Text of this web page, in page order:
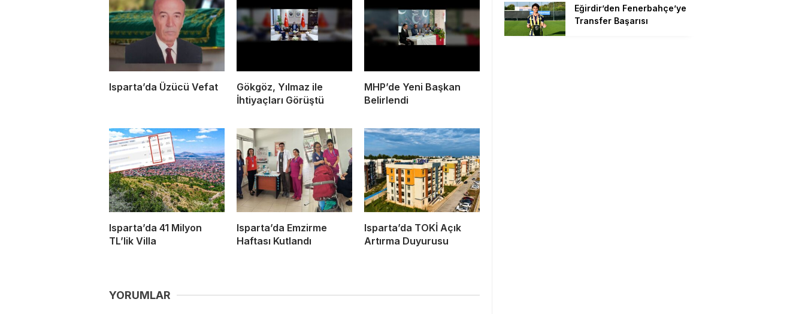
Isparta’da Üzücü Vefat
Gökgöz, Yılmaz ile
İhtiyaçları Görüştü
MHP’de Yeni Başkan
Belirlendi
Isparta’da 41 Milyon
TL’lik Villa
Isparta’da Emzirme
Haftası Kutlandı
Isparta’da TOKİ Açık
Artırma Duyurusu
YORUMLAR
Eğirdir’den Fenerbahçe’ye
Transfer Başarısı